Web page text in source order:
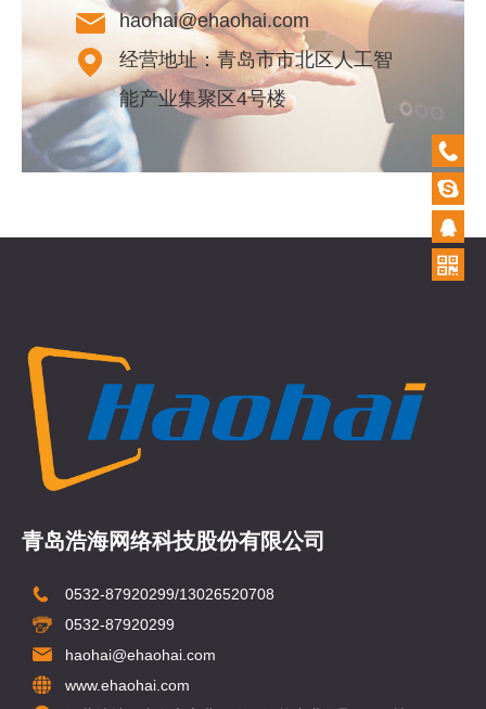
haohai@ehaohai.com
经营地址：青岛市市北区人工智
能产业集聚区4号楼
青岛浩海网络科技股份有限公司
0532-87920299/13026520708
0532-87920299
haohai@ehaohai.com
www.ehaohai.com
0532-